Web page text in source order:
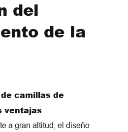
producir productos médicos
y económicos. e
inteligente de
del
de la
camillas de
ventajas
a gran altitud, el diseño